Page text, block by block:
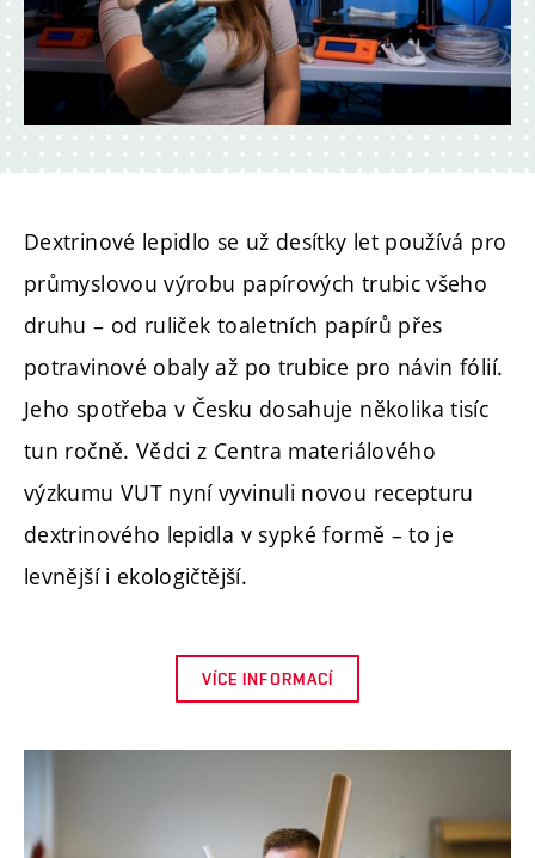
Dextrinové lepidlo se už desítky let používá pro
průmyslovou výrobu papírových trubic všeho
druhu – od ruliček toaletních papírů přes
potravinové obaly až po trubice pro návin fólií.
Jeho spotřeba v Česku dosahuje několika tisíc
tun ročně. Vědci z Centra materiálového
výzkumu VUT nyní vyvinuli novou recepturu
dextrinového lepidla v sypké formě – to je
levnější i ekologičtější.
VÍCE INFORMACÍ